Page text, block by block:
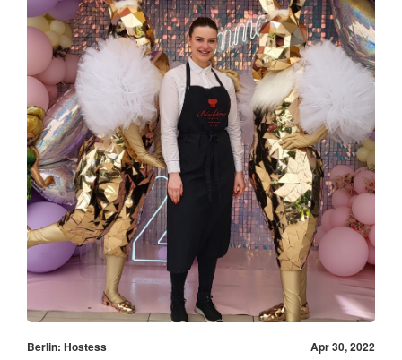
Berlin: Hostess Apr 30, 2022